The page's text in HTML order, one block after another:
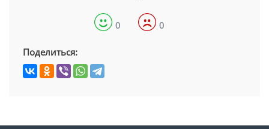
0 0
Поделиться: